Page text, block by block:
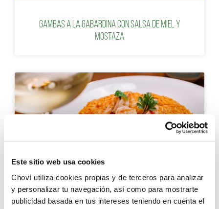
Este sitio web usa cookies
Choví utiliza cookies propias y de terceros para analizar
y personalizar tu navegación, así como para mostrarte
publicidad basada en tus intereses teniendo en cuenta el
Gambas a la gabardina con salsa de miel y
mostaza
RECETAS CON ARROZ